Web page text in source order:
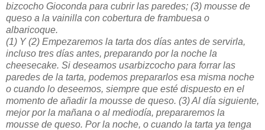
bizcocho Gioconda para cubrir las paredes; (3) mousse de
queso a la vainilla con cobertura de frambuesa o
albaricoque.
(1) Y (2) Empezaremos la tarta dos días antes de servirla,
incluso tres días antes, preparando por la noche la
cheesecake. Si deseamos usarbizcocho para forrar las
paredes de la tarta, podemos prepararlos esa misma noche
o cuando lo deseemos, siempre que esté dispuesto en el
momento de añadir la mousse de queso. (3) Al día siguiente,
mejor por la mañana o al mediodía, prepararemos la
mousse de queso. Por la noche, o cuando la tarta ya tenga